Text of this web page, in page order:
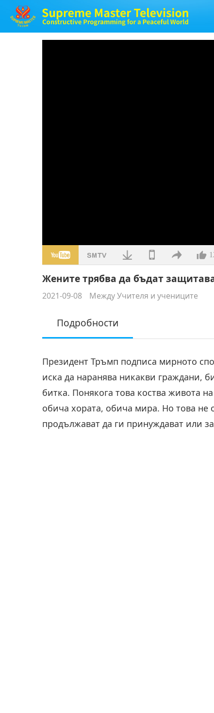
Жените трябва да бъдат
2021-09-08 Между Учителя и учениците
Подробности
Президент Тръмп подписа мирното
иска да наранява никакви граждани,
битка. Понякога това коства живота
обича хората, обича мира. Но това не
продължават да ги принуждават или